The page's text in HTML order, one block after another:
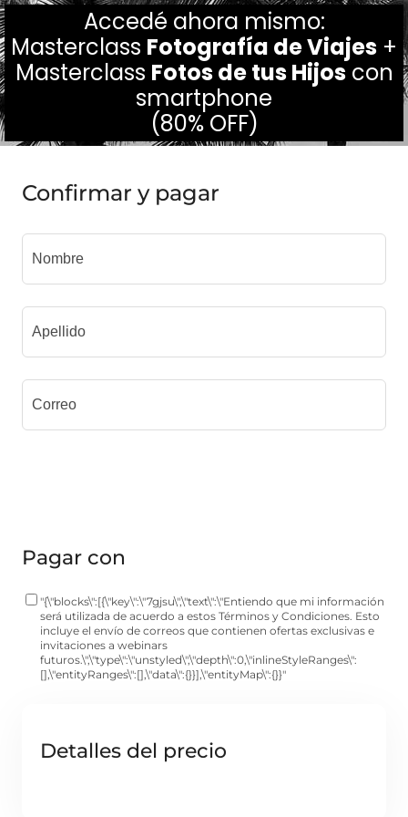
Accedé ahora mismo:
Masterclass Fotografía de Viajes +
Masterclass Fotos de tus Hijoscon
smartphone
(80% OFF)
Confirmar y pagar
Pagar con
"{\"blocks\":[{\"key\":\"7gjsu\",\"text\":\"Entiendo que mi información
será utilizada de acuerdo a estos Términos y Condiciones. Esto
incluye el envío de correos que contienen ofertas exclusivas e
invitaciones a webinars
futuros.\",\"type\":\"unstyled\",\"depth\":0,\"inlineStyleRanges\":
[],\"entityRanges\":[],\"data\":{}}],\"entityMap\":{}}"
Detalles del precio